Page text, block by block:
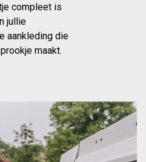
compleet is
jullie
aankleding die
maakt.